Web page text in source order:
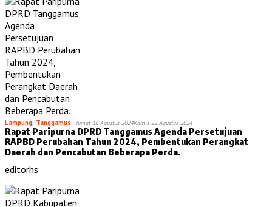
Lampung, Tanggamus Jumat 16 Agustus 2024Kamis 22 Agustus 2024
Rapat Paripurna DPRD Tanggamus Agenda Persetujuan
RAPBD Perubahan Tahun 2024, Pembentukan Perangkat
Daerah dan Pencabutan Beberapa Perda.
editorhs